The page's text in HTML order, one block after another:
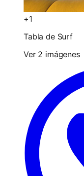
+1
Tabla de Surf
Ver 2 imágenes